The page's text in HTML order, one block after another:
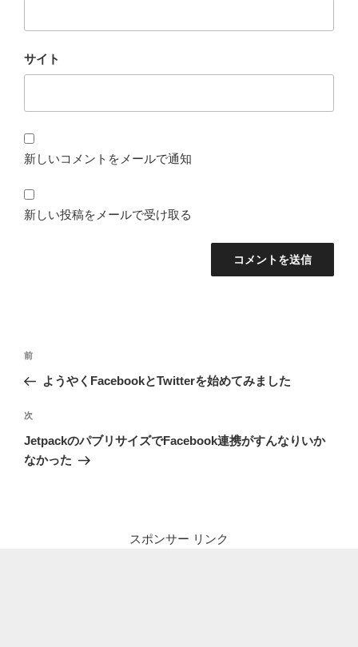
サイト
新しいコメントをメールで通知
新しい投稿をメールで受け取る
投
ナ
ビ
ゲ
ー
前
の
稿
前
ようやくFacebookとTwitterを始めてみました
次
の
投
次
JetpackのパブリサイズでFacebook連携がすんなりいか
なかった
スポンサー リンク